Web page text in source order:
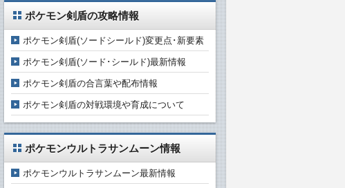
ポケモン剣盾の攻略情報
ポケモン剣盾(ソードシールド)変更点･新要素
ポケモン剣盾(ソード･シールド)最新情報
ポケモン剣盾の合言葉や配布情報
ポケモン剣盾の対戦環境や育成について
ポケモンウルトラサンムーン情報
ポケモンウルトラサンムーン最新情報